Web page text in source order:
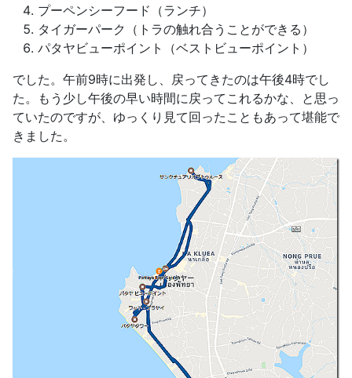
プーペンシーフード（ランチ）
タイガーパーク（トラの触れ合うことができる）
パタヤビューポイント（ベストビューポイント）
でした。午前9時に出発し、戻ってきたのは午後4時でし
た。もう少し午後の早い時間に戻ってこれるかな、と思っ
ていたのですが、ゆっくり見て回ったこともあって堪能で
きました。